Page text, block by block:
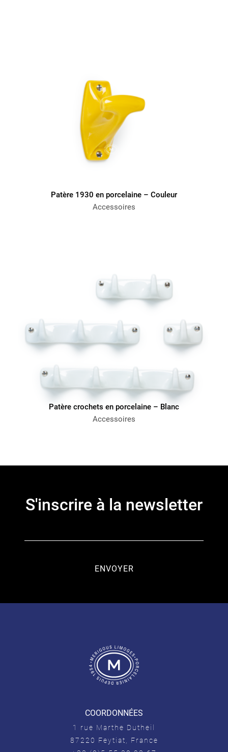
Patère 1930 en porcelaine – Couleur
Accessoires
Patère crochets en porcelaine – Blanc
Accessoires
S'inscrire à la newsletter
COORDONNÉES
1 rue Marthe Dutheil
87220 Feytiat, France